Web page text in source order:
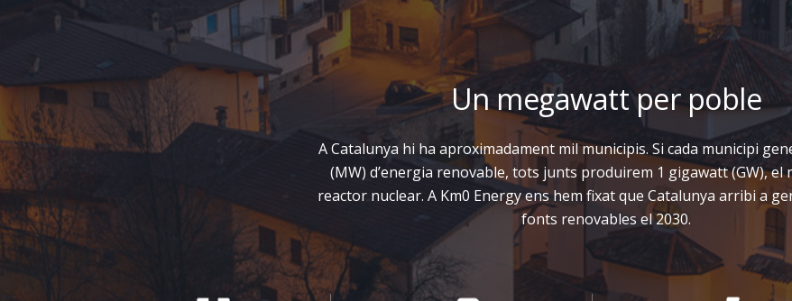
Un megawatt per poble
A Catalunya hi ha aproximadament mil municipis. Si cada municipi
(MW) d’energia renovable, tots junts produirem 1 gigawatt (GW), el
reactor nuclear. A Km0 Energy ens hem fixat que Catalunya arribi a
fonts renovables el 2030.